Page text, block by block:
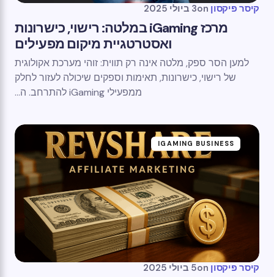
קיסר פיקסון on3 ביולי 2025
מרכז iGaming במלטה: רישוי, כישרונות
ואסטרטגיית מיקום מפעילים
למען הסר ספק, מלטה אינה רק תווית: זוהי מערכת אקולוגית
של רישוי, כישרונות, תאימות וספקים שיכולה לעזור לחלק
ממפעילי iGaming להתרחב. ה...
IGAMING BUSINESS
קיסר פיקסון on5 ביולי 2025